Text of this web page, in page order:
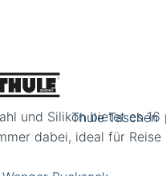
Thule Taschen
und Silikon bietet es
dabei, ideal für